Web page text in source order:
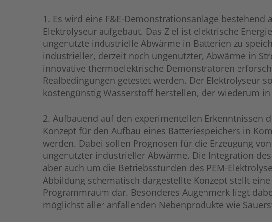
1. Es wird eine F&E-Demonstrationsanlage
Elektrolyseur aufgebaut. Das Ziel ist elektrische
ungenutzte industrielle Abwärme in Batterien zu
industrieller, derzeit noch ungenutzter, Abwärme in
innovative thermoelektrische Demonstratoren
Realbedingungen getestet werden. Der Elektrolyseur
kostengünstig Wasserstoff herstellen, der wiederum
2. Aufbauend auf den experimentellen
Konzept für den Aufbau eines Batteriespeichers in
werden. Dabei sollen Prognosen für die Erzeugung
ungenutzter industrieller Abwärme. Die Integration
aber auch um die Betriebsstunden des PEM-
Abbildung schematisch dargestellte Konzept stellt
Programmraum dar. Besonderes Augenmerk liegt
möglichst aller anfallenden Nebenprodukte wie